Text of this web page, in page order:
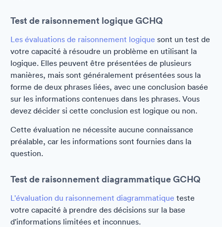
Test de raisonnement logique GCHQ
Les évaluations de raisonnement logique sont un test de
votre capacité à résoudre un problème en utilisant la
logique. Elles peuvent être présentées de plusieurs
manières, mais sont généralement présentées sous la
forme de deux phrases liées, avec une conclusion basée
sur les informations contenues dans les phrases. Vous
devez décider si cette conclusion est logique ou non.
Cette évaluation ne nécessite aucune connaissance
préalable, car les informations sont fournies dans la
question.
Test de raisonnement diagrammatique GCHQ
L'évaluation du raisonnement diagrammatique teste
votre capacité à prendre des décisions sur la base
d'informations limitées et inconnues.